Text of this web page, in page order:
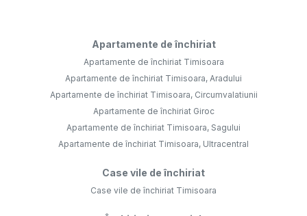
Apartamente de închiriat
Apartamente de închiriat Timisoara
Apartamente de închiriat Timisoara, Aradului
Apartamente de închiriat Timisoara, Circumvalatiunii
Apartamente de închiriat Giroc
Apartamente de închiriat Timisoara, Sagului
Apartamente de închiriat Timisoara, Ultracentral
Case vile de închiriat
Case vile de închiriat Timisoara